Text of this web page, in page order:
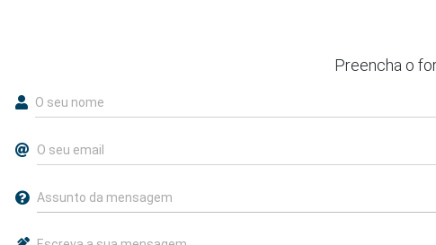
Preencha o